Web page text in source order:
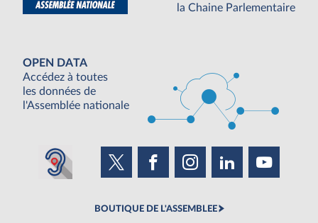
la Chaine Parlementaire
OPEN DATA
Accédez à toutes
les données de
l'Assemblée nationale
BOUTIQUE DE L'ASSEMBLEE